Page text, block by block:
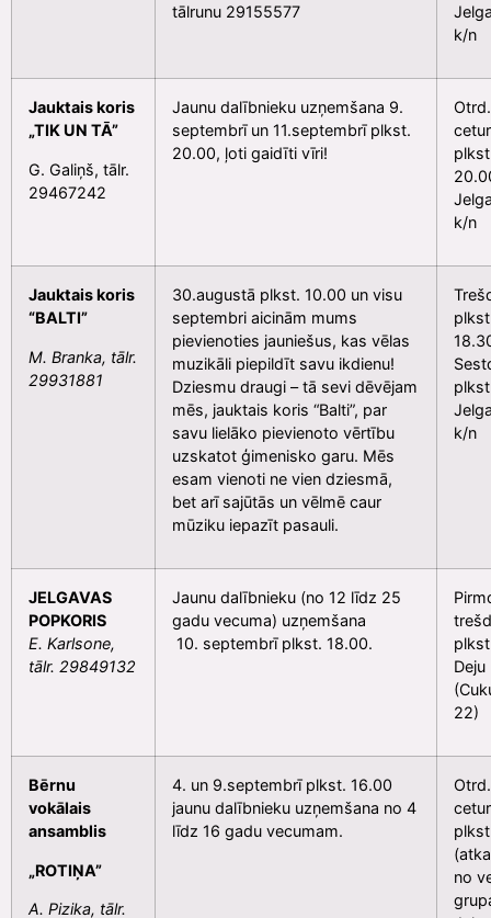
tālrunu 29155577
k/n
Jauktais koris
„TIK UN TĀ”
G. Galiņš, tālr.
29467242
Jaunu dalībnieku uzņemšana 9.
septembrī un 11.septembrī plkst.
20.00, ļoti gaidīti vīri!
k/n
Jauktais koris
“BALTI”
M. Branka, tālr.
29931881
30.augustā plkst. 10.00 un visu
septembri aicinām mums
pievienoties jauniešus, kas vēlas
muzikāli piepildīt savu ikdienu!
Dziesmu draugi – tā sevi dēvējam
mēs, jauktais koris “Balti”, par
savu lielāko pievienoto vērtību
uzskatot ģimenisko garu. Mēs
esam vienoti ne vien dziesmā,
bet arī sajūtās un vēlmē caur
mūziku iepazīt pasauli.
k/n
JELGAVAS
POPKORIS
E. Karlsone,
tālr. 29849132
Jaunu dalībnieku (no 12 līdz 25
gadu vecuma) uzņemšana
10. septembrī plkst. 18.00.
Deju
22)
Bērnu
vokālais
ansamblis
„ROTIŅA”
A. Pizika, tālr.
4. un 9.septembrī plkst. 16.00
jaunu dalībnieku uzņemšana no 4
līdz 16 gadu vecumam.
no